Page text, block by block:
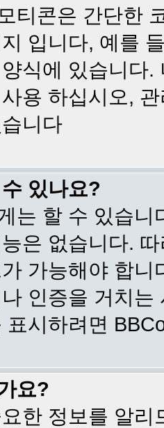
티콘은 간단한
입니다, 예를
식에 있습니다
용 하십시오,
니다
있나요?
는 할 수 있습
은 없습니다.
가능해야 합
인증을 거치
표시하려면
요?
한 정보를 알